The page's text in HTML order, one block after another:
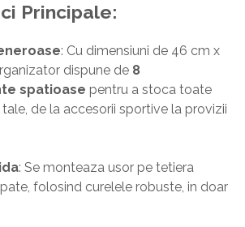
Principale:
: Cu dimensiuni de 46 cm x
dispune de 8
spatioase pentru a stoca toate
de la accesorii sportive la provizii
: Se monteaza usor pe tetiera
folosind curelele robuste, in doar